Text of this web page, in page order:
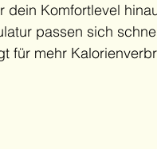
dein Komfortlevel
passen sich
für mehr